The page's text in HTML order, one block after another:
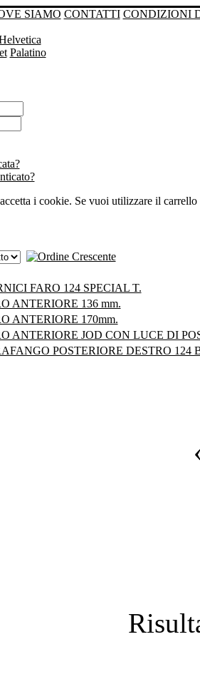
SIAMO CONTATTI CONDIZIONI
Palatino
i cookie. Se vuoi utilizzare il
FARO 124 SPECIAL T.
ANTERIORE 136 mm.
ANTERIORE 170mm.
ANTERIORE JOD CON LUCE DI
POSTERIORE DESTRO 124